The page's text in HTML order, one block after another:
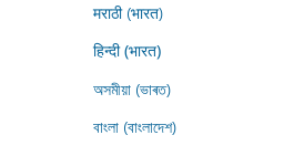
मराठी (भारत)
हिन्दी (भारत)
অসমীয়া (ভাৰত)
বাংলা (বাংলাদেশ)